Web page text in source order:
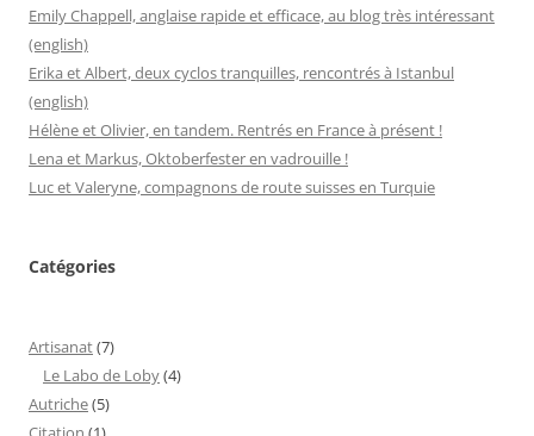
Emily Chappell, anglaise rapide et efficace, au blog très intéressant
(english)
Erika et Albert, deux cyclos tranquilles, rencontrés à Istanbul
(english)
Hélène et Olivier, en tandem. Rentrés en France à présent !
Lena et Markus, Oktoberfester en vadrouille !
Luc et Valeryne, compagnons de route suisses en Turquie
Catégories
Artisanat(7)
Le Labo de Loby(4)
Autriche(5)